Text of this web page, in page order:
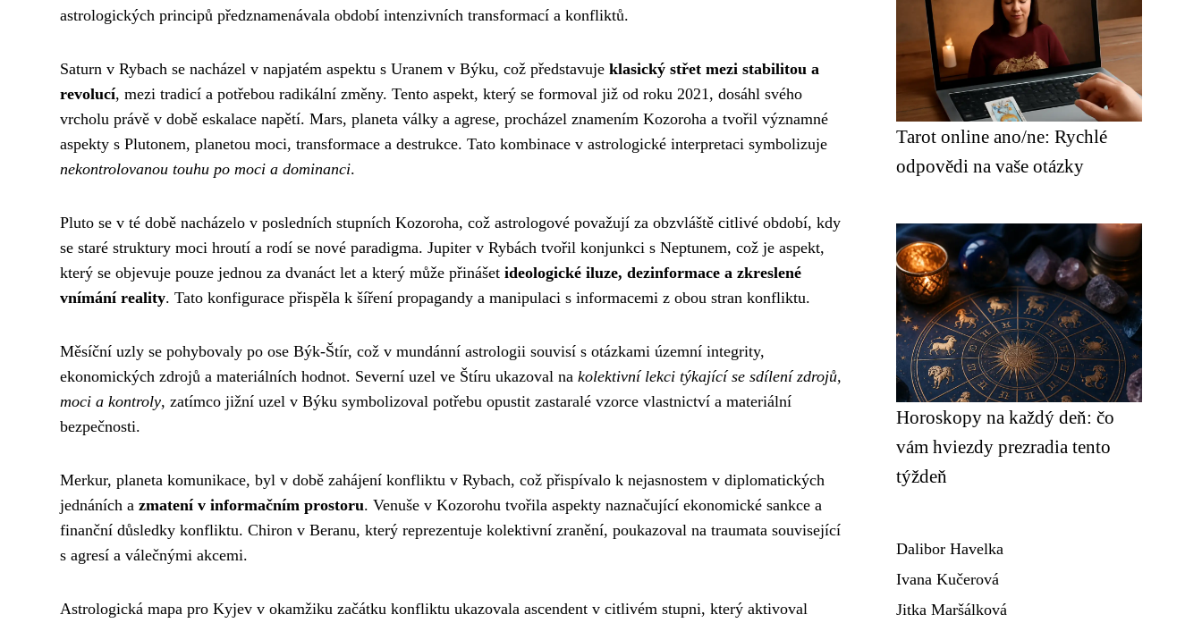
astrologických principů předznamenávala období intenzivních transformací a konfliktů.
Saturn v Rybach se nacházel v napjatém aspektu s Uranem v Býku, což představuje klasický střet mezi stabilitou a
revolucí, mezi tradicí a potřebou radikální změny. Tento aspekt, který se formoval již od roku 2021, dosáhl svého
vrcholu právě v době eskalace napětí. Mars, planeta války a agrese, procházel znamením Kozoroha a tvořil významné
aspekty s Plutonem, planetou moci, transformace a destrukce. Tato kombinace v astrologické interpretaci symbolizuje
nekontrolovanou touhu po moci a dominanci.
Pluto se v té době nacházelo v posledních stupních Kozoroha, což astrologové považují za obzvláště citlivé období, kdy
se staré struktury moci hroutí a rodí se nové paradigma. Jupiter v Rybách tvořil konjunkci s Neptunem, což je aspekt,
který se objevuje pouze jednou za dvanáct let a který může přinášet ideologické iluze, dezinformace a zkreslené
vnímání reality. Tato konfigurace přispěla k šíření propagandy a manipulaci s informacemi z obou stran konfliktu.
Měsíční uzly se pohybovaly po ose Býk-Štír, což v mundánní astrologii souvisí s otázkami územní integrity,
ekonomických zdrojů a materiálních hodnot. Severní uzel ve Štíru ukazoval na kolektivní lekci týkající se sdílení zdrojů,
moci a kontroly, zatímco jižní uzel v Býku symbolizoval potřebu opustit zastaralé vzorce vlastnictví a materiální
bezpečnosti.
Merkur, planeta komunikace, byl v době zahájení konfliktu v Rybach, což přispívalo k nejasnostem v diplomatických
jednáních a zmatení v informačním prostoru. Venuše v Kozorohu tvořila aspekty naznačující ekonomické sankce a
finanční důsledky konfliktu. Chiron v Beranu, který reprezentuje kolektivní zranění, poukazoval na traumata související
s agresí a válečnými akcemi.
Astrologická mapa pro Kyjev v okamžiku začátku konfliktu ukazovala ascendent v citlivém stupni, který aktivoval
Tarot online ano/ne: Rychlé
odpovědi na vaše otázky
Horoskopy na každý deň: čo
vám hviezdy prezradia tento
týždeň
Dalibor Havelka
Ivana Kučerová
Jitka Maršálková